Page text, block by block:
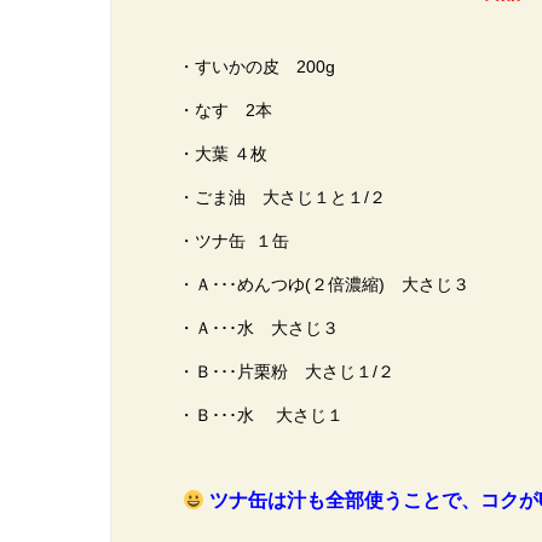
・すいかの皮 200g
・なす 2本
・大葉 ４枚
・ごま油 大さじ１と１/２
・ツナ缶 １缶
・Ａ･･･めんつゆ(２倍濃縮) 大さじ３
・Ａ･･･水 大さじ３
・Ｂ･･･片栗粉 大さじ１/２
・Ｂ･･･水 大さじ１
ツナ缶は汁も全部使うことで、コク